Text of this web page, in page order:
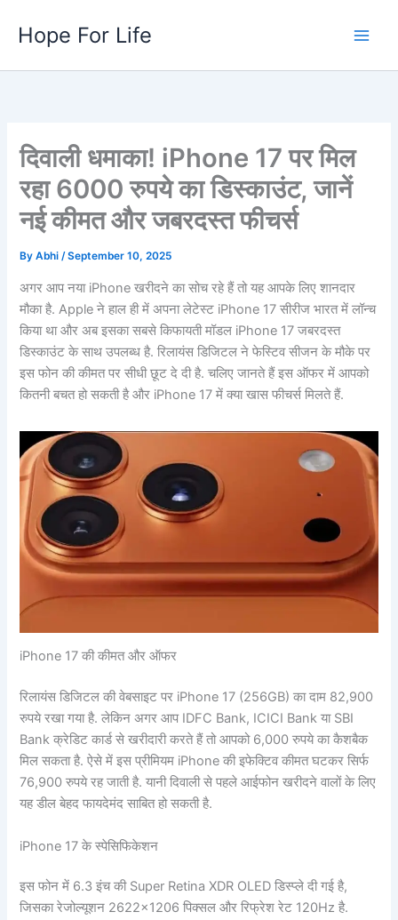
Hope For Life
दिवाली धमाका! iPhone 17 पर मिल
रहा 6000 रुपये का डिस्काउंट, जानें
नई कीमत और जबरदस्त फीचर्स
ByAbhi/September 10, 2025
अगर आप नया iPhone खरीदने का सोच रहे हैं तो यह आपके लिए शानदार
मौका है. Apple ने हाल ही में अपना लेटेस्ट iPhone 17 सीरीज भारत में लॉन्च
किया था और अब इसका सबसे किफायती मॉडल iPhone 17 जबरदस्त
डिस्काउंट के साथ उपलब्ध है. रिलायंस डिजिटल ने फेस्टिव सीजन के मौके पर
इस फोन की कीमत पर सीधी छूट दे दी है. चलिए जानते हैं इस ऑफर में आपको
कितनी बचत हो सकती है और iPhone 17 में क्या खास फीचर्स मिलते हैं.
iPhone 17 की कीमत और ऑफर
रिलायंस डिजिटल की वेबसाइट पर iPhone 17 (256GB) का दाम 82,900
रुपये रखा गया है. लेकिन अगर आप IDFC Bank, ICICI Bank या SBI
Bank क्रेडिट कार्ड से खरीदारी करते हैं तो आपको 6,000 रुपये का कैशबैक
मिल सकता है. ऐसे में इस प्रीमियम iPhone की इफेक्टिव कीमत घटकर सिर्फ
76,900 रुपये रह जाती है. यानी दिवाली से पहले आईफोन खरीदने वालों के लिए
यह डील बेहद फायदेमंद साबित हो सकती है.
iPhone 17 के स्पेसिफिकेशन
इस फोन में 6.3 इंच की Super Retina XDR OLED डिस्प्ले दी गई है,
जिसका रेजोल्यूशन 2622×1206 पिक्सल और रिफ्रेश रेट 120Hz है.